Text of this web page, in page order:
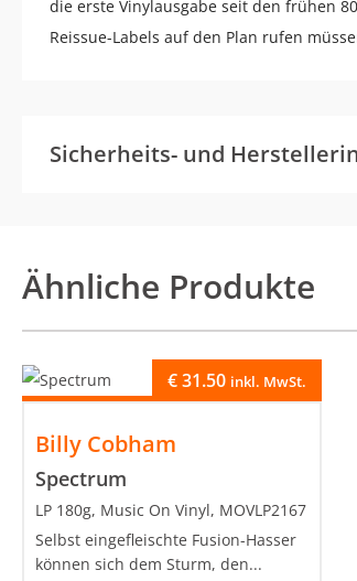
die erste Vinylausgabe seit den frühen
Reissue-Labels auf den Plan rufen
Sicherheits- und
Ähnliche Produkte
Billy Cobham
Spectrum
€31.50 inkl. MwSt.
LP 180g, Music On Vinyl, MOVLP2167
Selbst eingefleischte Fusion-Hasser
können sich dem Sturm, den...